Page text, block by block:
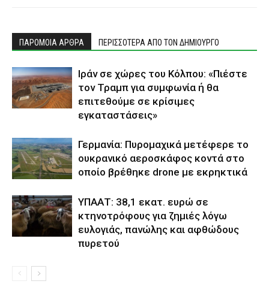
ΠΑΡΟΜΟΙΑ ΑΡΘΡΑ ΠΕΡΙΣΣΟΤΕΡΑ ΑΠΟ ΤΟΝ ΔΗΜΙΟΥΡΓΟ
Ιράν σε χώρες του Κόλπου: «Πιέστε
τον Τραμπ για συμφωνία ή θα
επιτεθούμε σε κρίσιμες
εγκαταστάσεις»
Γερμανία: Πυρομαχικά μετέφερε το
ουκρανικό αεροσκάφος κοντά στο
οποίο βρέθηκε drone με εκρηκτικά
ΥΠΑΑΤ: 38,1 εκατ. ευρώ σε
κτηνοτρόφους για ζημιές λόγω
ευλογιάς, πανώλης και αφθώδους
πυρετού